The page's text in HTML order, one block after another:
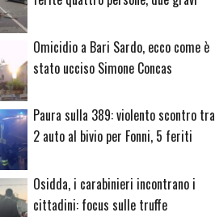
Omicidio a Bari Sardo, ecco come è
stato ucciso Simone Concas
Paura sulla 389: violento scontro tra
2 auto al bivio per Fonni, 5 feriti
Osidda, i carabinieri incontrano i
cittadini: focus sulle truffe